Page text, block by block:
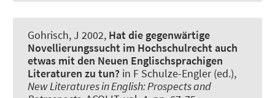
Gohrisch, J 2002, Hat die gegenwärtige
Novellierungssucht im Hochschulrecht auch
etwas mit den Neuen Englischsprachigen
Literaturen zu tun? in F Schulze-Engler (ed.),
New Literatures in English:Prospects and